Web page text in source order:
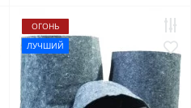
ОГОНЬ
ЛУЧШИЙ